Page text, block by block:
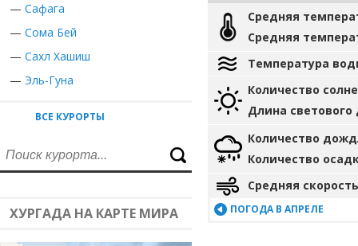
— Сафага
— Сома Бей
— Сахл Хашиш
— Эль-Гуна
ВСЕ КУРОРТЫ
ХУРГАДА НА КАРТЕ МИРА
Средняя
Средняя
Температура
Количество
Длина светового
Количество
Количество
Средняя
ПОГОДА В АПРЕЛЕ